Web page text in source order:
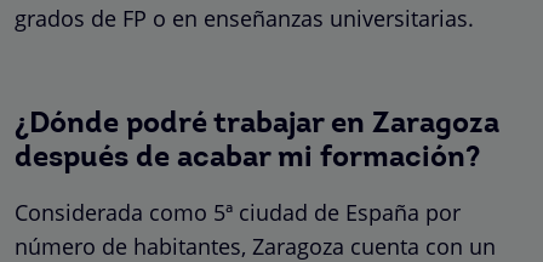
grados de FP o en enseñanzas universitarias.
¿Dónde podré trabajar en Zaragoza
después de acabar mi formación?
Considerada como 5ª ciudad de España por
número de habitantes, Zaragoza cuenta con un